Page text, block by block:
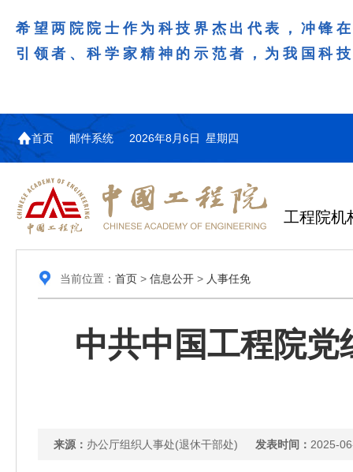
希望两院院士作为科技界杰出代表，冲锋
引领者、科学家精神的示范者，为我国科
首页 邮件系统 2026年8月6日 星期四
工程院机
当前位置： 首页> 信息公开> 人事任免
中共中国工程院
来源： 办公厅组织人事处(退休干部处) 发表时间： 2025-